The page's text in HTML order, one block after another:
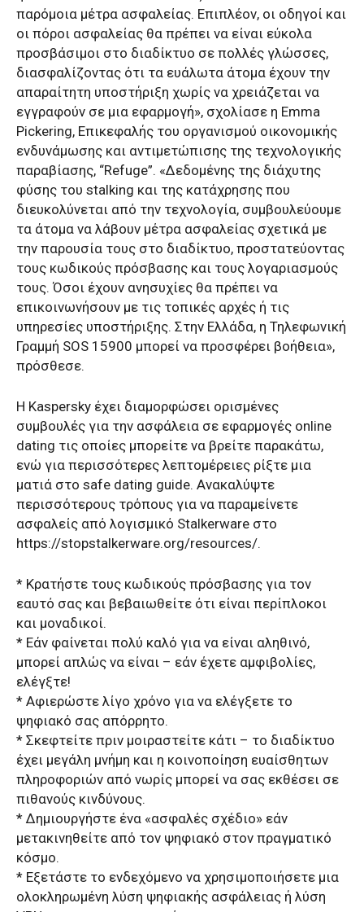
παρόμοια μέτρα ασφαλείας. Επιπλέον, οι οδηγοί και
οι πόροι ασφαλείας θα πρέπει να είναι εύκολα
προσβάσιμοι στο διαδίκτυο σε πολλές γλώσσες,
διασφαλίζοντας ότι τα ευάλωτα άτομα έχουν την
απαραίτητη υποστήριξη χωρίς να χρειάζεται να
εγγραφούν σε μια εφαρμογή», σχολίασε η Emma
Pickering, Επικεφαλής του οργανισμού οικονομικής
ενδυνάμωσης και αντιμετώπισης της τεχνολογικής
παραβίασης, “Refuge”. «Δεδομένης της διάχυτης
φύσης του stalking και της κατάχρησης που
διευκολύνεται από την τεχνολογία, συμβουλεύουμε
τα άτομα να λάβουν μέτρα ασφαλείας σχετικά με
την παρουσία τους στο διαδίκτυο, προστατεύοντας
τους κωδικούς πρόσβασης και τους λογαριασμούς
τους. Όσοι έχουν ανησυχίες θα πρέπει να
επικοινωνήσουν με τις τοπικές αρχές ή τις
υπηρεσίες υποστήριξης. Στην Ελλάδα, η Τηλεφωνική
Γραμμή SOS 15900 μπορεί να προσφέρει βοήθεια»,
πρόσθεσε.
Η Kaspersky έχει διαμορφώσει ορισμένες
συμβουλές για την ασφάλεια σε εφαρμογές online
dating τις οποίες μπορείτε να βρείτε παρακάτω,
ενώ για περισσότερες λεπτομέρειες ρίξτε μια
ματιά στο safe dating guide. Ανακαλύψτε
περισσότερους τρόπους για να παραμείνετε
ασφαλείς από λογισμικό Stalkerware στο
https://stopstalkerware.org/resources/.
* Κρατήστε τους κωδικούς πρόσβασης για τον
εαυτό σας και βεβαιωθείτε ότι είναι περίπλοκοι
και μοναδικοί.
* Εάν φαίνεται πολύ καλό για να είναι αληθινό,
μπορεί απλώς να είναι – εάν έχετε αμφιβολίες,
ελέγξτε!
* Αφιερώστε λίγο χρόνο για να ελέγξετε το
ψηφιακό σας απόρρητο.
* Σκεφτείτε πριν μοιραστείτε κάτι – το διαδίκτυο
έχει μεγάλη μνήμη και η κοινοποίηση ευαίσθητων
πληροφοριών από νωρίς μπορεί να σας εκθέσει σε
πιθανούς κινδύνους.
* Δημιουργήστε ένα «ασφαλές σχέδιο» εάν
μετακινηθείτε από τον ψηφιακό στον πραγματικό
κόσμο.
* Εξετάστε το ενδεχόμενο να χρησιμοποιήσετε μια
ολοκληρωμένη λύση ψηφιακής ασφάλειας ή λύση